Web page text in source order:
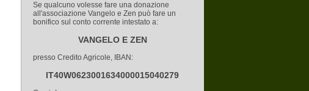
Se qualcuno volesse fare una donazione
all'associazione Vangelo e Zen può fare un
bonifico sul conto corrente intestato a:
VANGELO E ZEN
presso Credito Agricole, IBAN:
IT40W0623001634000015040279